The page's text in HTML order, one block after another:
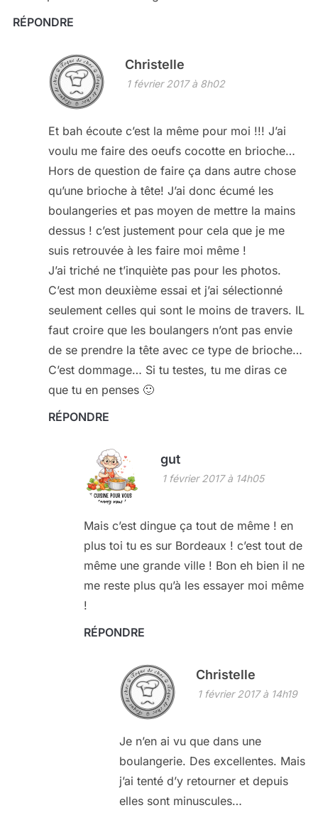
RÉPONDRE
Christelle
1 février 2017 à 8h02
Et bah écoute c’est la même pour moi !!! J’ai
voulu me faire des oeufs cocotte en brioche…
Hors de question de faire ça dans autre chose
qu’une brioche à tête! J’ai donc écumé les
boulangeries et pas moyen de mettre la mains
dessus ! c’est justement pour cela que je me
suis retrouvée à les faire moi même !
J’ai triché ne t’inquiète pas pour les photos.
C’est mon deuxième essai et j’ai sélectionné
seulement celles qui sont le moins de travers. IL
faut croire que les boulangers n’ont pas envie
de se prendre la tête avec ce type de brioche…
C’est dommage… Si tu testes, tu me diras ce
que tu en penses 🙂
RÉPONDRE
gut
1 février 2017 à 14h05
Mais c’est dingue ça tout de même ! en
plus toi tu es sur Bordeaux ! c’est tout de
même une grande ville ! Bon eh bien il ne
me reste plus qu’à les essayer moi même
!
RÉPONDRE
Christelle
1 février 2017 à 14h19
Je n’en ai vu que dans une
boulangerie. Des excellentes. Mais
j’ai tenté d’y retourner et depuis
elles sont minuscules…